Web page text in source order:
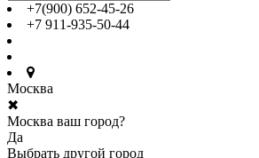
+7(900) 652-45-26
+7 911-935-50-44
Москва
✖
Москва ваш город?
Да
Выбрать другой город